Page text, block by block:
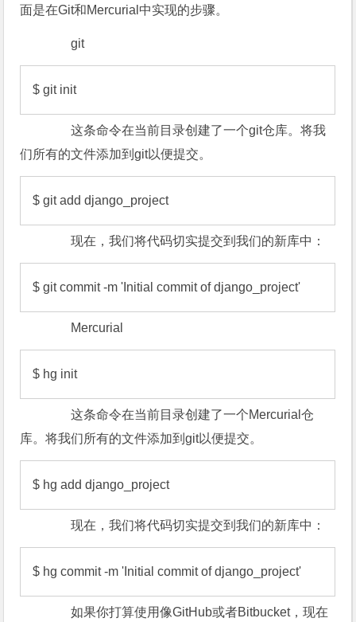
面是在Git和Mercurial中实现的步骤。
git
$ git init
这条命令在当前目录创建了一个git仓库。将我
们所有的文件添加到git以便提交。
$ git add django_project
现在，我们将代码切实提交到我们的新库中：
$ git commit -m 'Initial commit of django_project'
Mercurial
$ hg init
这条命令在当前目录创建了一个Mercurial仓
库。将我们所有的文件添加到git以便提交。
$ hg add django_project
现在，我们将代码切实提交到我们的新库中：
$ hg commit -m 'Initial commit of django_project'
如果你打算使用像GitHub或者Bitbucket，现在